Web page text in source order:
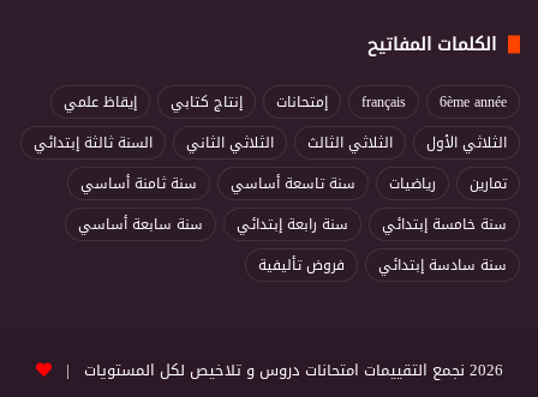
الكلمات المفاتيح
6ème année
français إمتحانات إنتاج كتابي
إيقاظ علمي
الثلاثي الأول
الثلاثي الثالث الثلاثي الثاني
السنة ثالثة إبتدائي
تمارين
رياضيات سنة تاسعة أساسي
سنة ثامنة أساسي
سنة خامسة إبتدائي
سنة رابعة إبتدائي
سنة سابعة أساسي
سنة سادسة إبتدائي
فروض تأليفية
2026 نجمع التقييمات امتحانات دروس و تلاخيص لكل المستويات |